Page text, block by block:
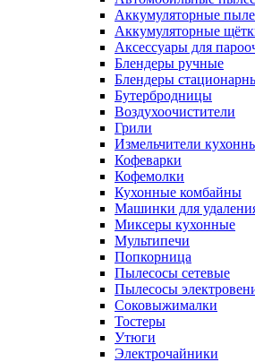
Аккумуляторные
Аккумуляторные
Аксессуары для
Блендеры ручные
Блендеры
Бутербродницы
Воздухоочистители
Грили
Измельчители
Кофеварки
Кофемолки
Кухонные комбайны
Машинки для
Миксеры кухонные
Мультипечи
Попкорница
Пылесосы сетевые
Пылесосы
Соковыжималки
Тостеры
Утюги
Электрочайники